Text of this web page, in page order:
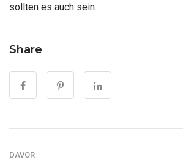
sollten es auch sein.
Share
DAVOR